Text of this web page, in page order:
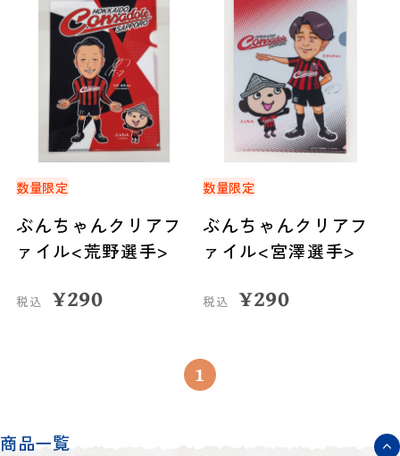
数量限定
ぶんちゃんクリアフ
ァイル<荒野選手>
税込 ¥290
数量限定
ぶんちゃんクリアフ
ァイル<宮澤選手>
税込 ¥290
1
商品一覧